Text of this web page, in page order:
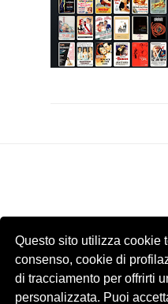
Questo sito utilizza cookie
consenso, cookie di
di tracciamento per offrirti
personalizzata. Puoi